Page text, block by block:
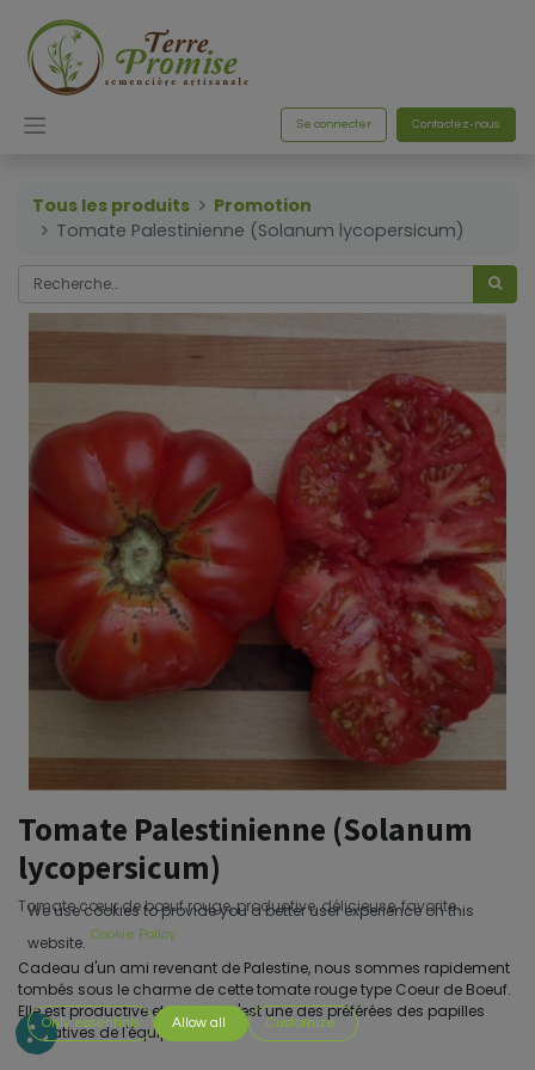
Se connecter Contactez-nous
Tous les produits
Promotion
Tomate Palestinienne (Solanum lycopersicum)
Tomate Palestinienne (Solanum
lycopersicum)
Tomate cœur de bœuf rouge, productive, délicieuse, favorite.
Cadeau d'un ami revenant de Palestine, nous sommes rapidement
tombés sous le charme de cette tomate rouge type Coeur de Boeuf.
Elle est productive et, surtout, c'est une des préférées des papilles
gustatives de l'équipe.
We use cookies to provide you a better user experience on this
website. Cookie Policy
Only essentials Allow all Customize